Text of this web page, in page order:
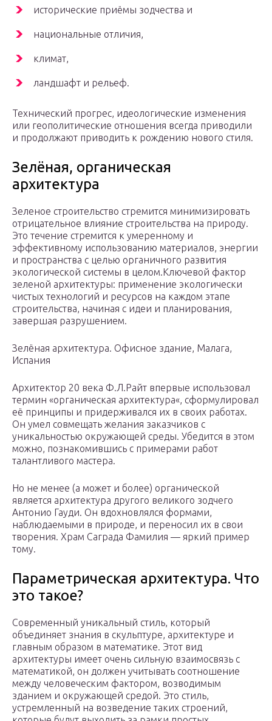
исторические приёмы зодчества и
национальные отличия,
климат,
ландшафт и рельеф.
Технический прогрес, идеологические изменения
или геополитические отношения всегда приводили
и продолжают приводить к рождению нового стиля.
Зелёная, органическая
архитектура
Зеленое строительство стремится минимизировать
отрицательное влияние строительства на природу.
Это течение стремится к умеренному и
эффективному использованию материалов, энергии
и пространства с целью органичного развития
экологической системы в целом.Ключевой фактор
зеленой архитектуры: применение экологически
чистых технологий и ресурсов на каждом этапе
строительства, начиная с идеи и планирования,
завершая разрушением.
Зелёная архитектура. Офисное здание, Малага,
Испания
Архитектор 20 века Ф.Л.Райт впервые использовал
термин «органическая архитектура«, сформулировал
её принципы и придерживался их в своих работах.
Он умел совмещать желания заказчиков с
уникальностью окружающей среды. Убедится в этом
можно, познакомившись с примерами работ
талантливого мастера.
Но не менее (а может и более) органической
является архитектура другого великого зодчего
Антонио Гауди. Он вдохновлялся формами,
наблюдаемыми в природе, и переносил их в свои
творения. Храм Саграда Фамилия — яркий пример
тому.
Параметрическая архитектура. Что
это такое?
Современный уникальный стиль, который
объединяет знания в скульптуре, архитектуре и
главным образом в математике. Этот вид
архитектуры имеет очень сильную взаимосвязь с
математикой, он должен учитывать соотношение
между человеческим фактором, возводимым
зданием и окружающей средой. Это стиль,
устремленный на возведение таких строений,